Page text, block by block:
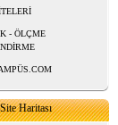
- ÖLÇME
Site Haritası